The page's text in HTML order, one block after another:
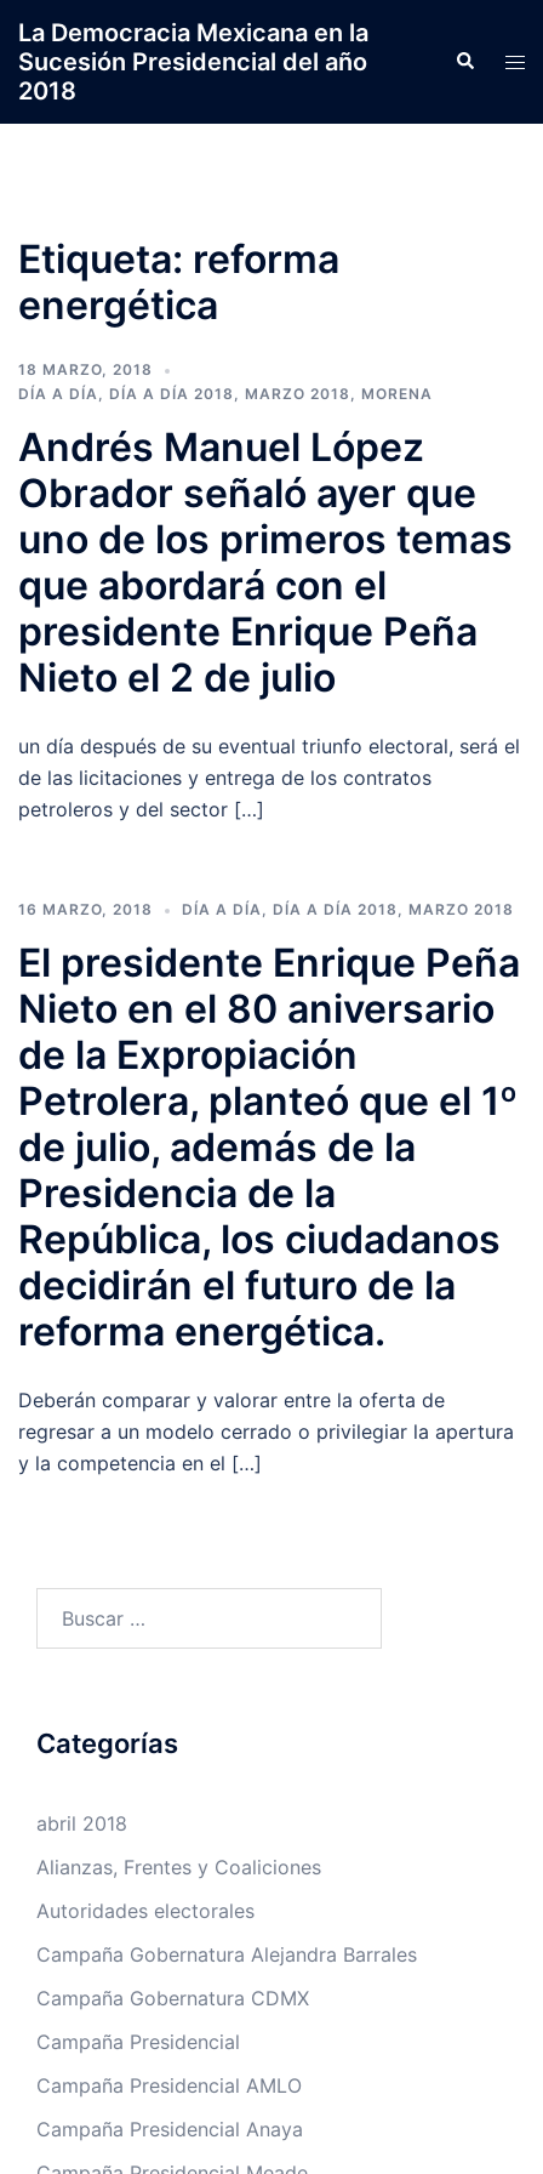
contenido
La Democracia Mexicana en la
Sucesión Presidencial del año
2018
Search
Etiqueta: reforma
energética
18 MARZO, 2018
DÍA A DÍA, DÍA A DÍA 2018 , MARZO 2018 , MORENA
Andrés Manuel López
Obrador señaló ayer que
uno de los primeros temas
que abordará con el
presidente Enrique Peña
Nieto el 2 de julio
un día después de su eventual triunfo electoral, será el
de las licitaciones y entrega de los contratos
petroleros y del sector […]
16 MARZO, 2018 DÍA A DÍA, DÍA A DÍA 2018 , MARZO 2018
El presidente Enrique Peña
Nieto en el 80 aniversario
de la Expropiación
Petrolera, planteó que el 1º
de julio, además de la
Presidencia de la
República, los ciudadanos
decidirán el futuro de la
reforma energética.
Deberán comparar y valorar entre la oferta de
regresar a un modelo cerrado o privilegiar la apertura
y la competencia en el […]
Categorías
abril 2018
Alianzas, Frentes y Coaliciones
Autoridades electorales
Campaña Gobernatura Alejandra Barrales
Campaña Gobernatura CDMX
Campaña Presidencial
Campaña Presidencial AMLO
Campaña Presidencial Anaya